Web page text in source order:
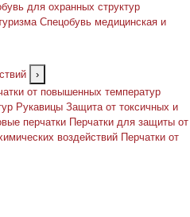
для охранных структур
Спецобувь медицинская и
›
от повышенных температур
Рукавицы Защита от токсичных и
перчатки Перчатки для защиты от
воздействий Перчатки от